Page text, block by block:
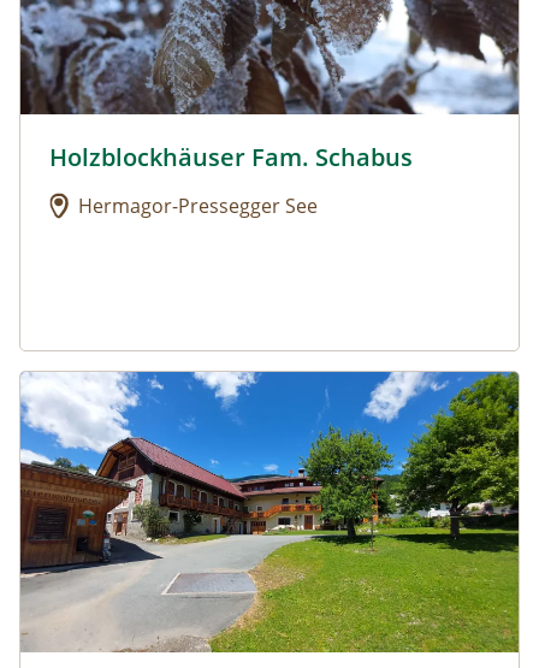
Urlaub am Bauernhof: Holzblockhäuser Fam. Schabus
Holzblockhäuser Fam. Schabus
Hermagor-Pressegger See
Urlaub am Bauernhof: Malerhof